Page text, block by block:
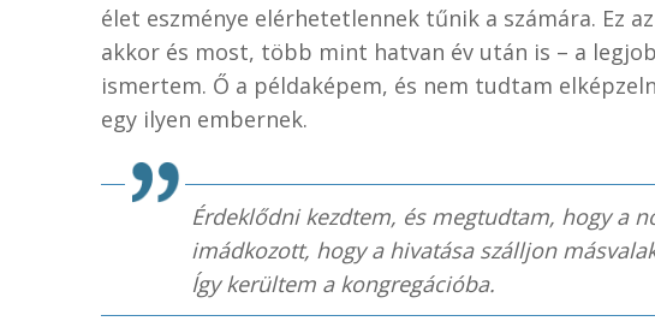
élet eszménye elérhetetlennek tűnik a számára. Ez
akkor és most, több mint hatvan év után is – a
ismertem. Ő a példaképem, és nem tudtam
egy ilyen embernek.
Érdeklődni kezdtem, és megtudtam, hogy a
imádkozott, hogy a hivatása szálljon
Így kerültem a kongregációba.